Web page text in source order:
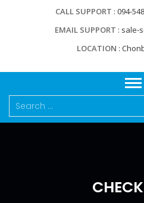
CALL SUPPORT 094-
EMAIL SUPPORT
sale-
LOCATION
Search
for: